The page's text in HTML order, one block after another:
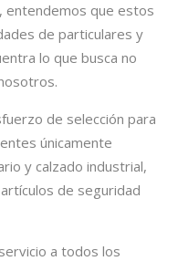
entendemos que estos
de particulares y
lo que busca no
de selección para
únicamente
y calzado industrial,
de seguridad
a todos los